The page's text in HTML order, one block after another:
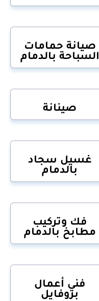
صيانة حمامات
السباحة بالدمام
صينانة
غسيل سجاد
بالدمام
فك وتركيب
مطابخ بالدمام
فني أعمال
بروفايل